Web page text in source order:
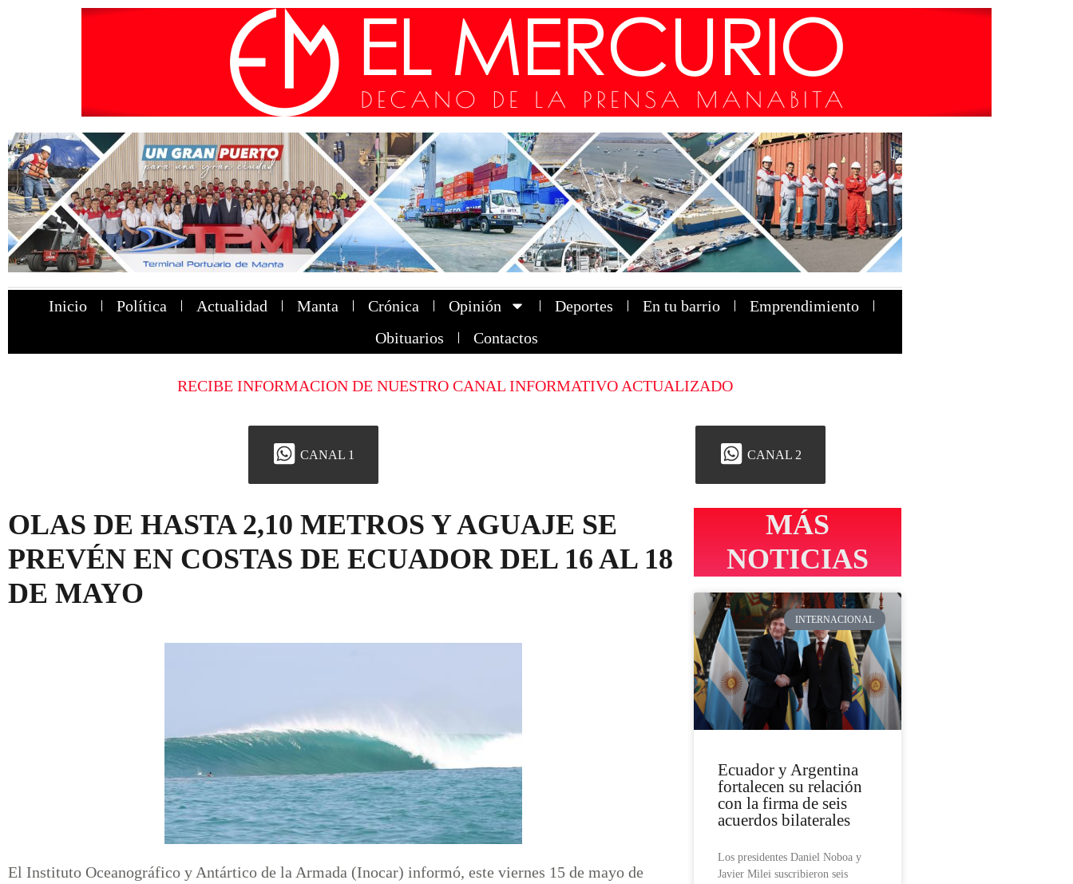
Inicio Política Actualidad Manta Crónica Opinión Deportes En tu barrio
Emprendimiento
Obituarios
Contactos
RECIBE INFORMACION DE NUESTRO CANAL INFORMATIVO ACTUALIZADO
CANAL 1 CANAL 2
OLAS DE HASTA 2,10 METROS Y AGUAJE SE
PREVÉN EN COSTAS DE ECUADOR DEL 16 AL 18
DE MAYO
El Instituto Oceanográfico y Antártico de la Armada (Inocar) informó, este viernes 15 de mayo de
MÁS
NOTICIAS
INTERNACIONAL
Ecuador y Argentina
fortalecen su relación
con la firma de seis
acuerdos bilaterales
Los presidentes Daniel Noboa y
Javier Milei suscribieron seis